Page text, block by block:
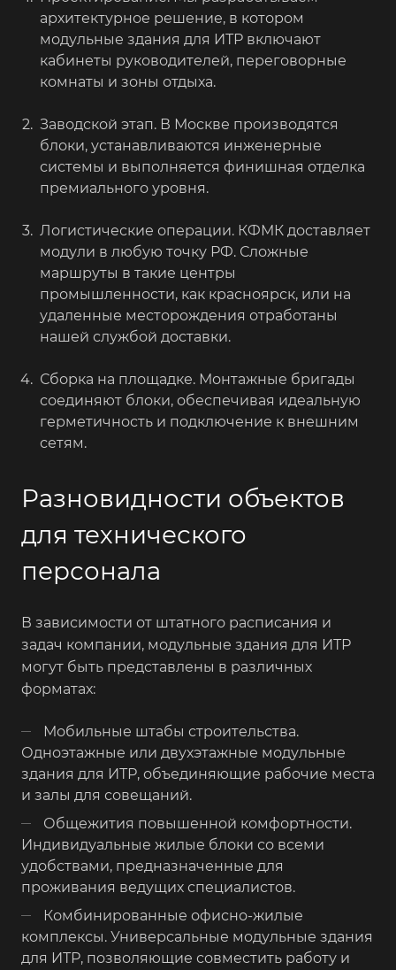
архитектурное решение, в котором
модульные здания для ИТР включают
кабинеты руководителей, переговорные
комнаты и зоны отдыха.
Заводской этап. В Москве производятся
блоки, устанавливаются инженерные
системы и выполняется финишная отделка
премиального уровня.
Логистические операции. КФМК доставляет
модули в любую точку РФ. Сложные
маршруты в такие центры
промышленности, как красноярск, или на
удаленные месторождения отработаны
нашей службой доставки.
Сборка на площадке. Монтажные бригады
соединяют блоки, обеспечивая идеальную
герметичность и подключение к внешним
сетям.
Разновидности объектов
для технического
персонала
В зависимости от штатного расписания и
задач компании, модульные здания для ИТР
могут быть представлены в различных
форматах:
Мобильные штабы строительства.
Одноэтажные или двухэтажные модульные
здания для ИТР, объединяющие рабочие места
и залы для совещаний.
Общежития повышенной комфортности.
Индивидуальные жилые блоки со всеми
удобствами, предназначенные для
проживания ведущих специалистов.
Комбинированные офисно-жилые
комплексы. Универсальные модульные здания
для ИТР, позволяющие совместить работу и